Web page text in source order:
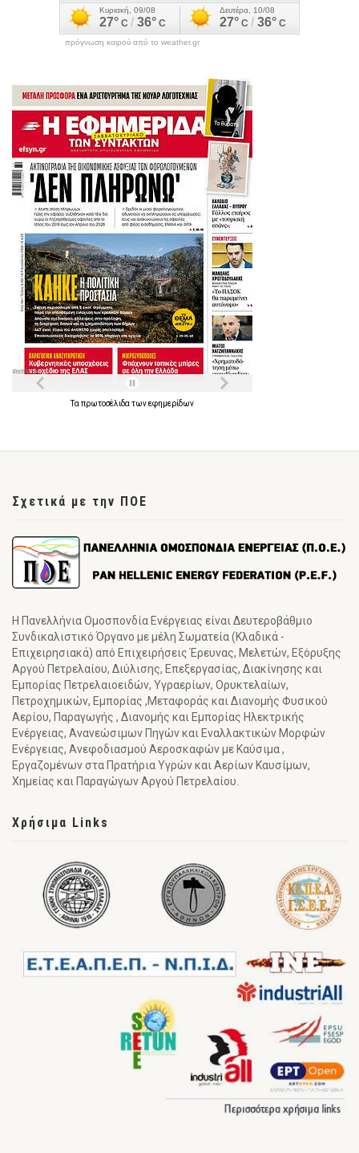
πρόγνωση καιρού από το weather.gr
Τα πρωτοσέλιδα τωνεφημερίδων
Σχετικά με την ΠΟΕ
Η Πανελλήνια Ομοσπονδία Ενέργειας είναι Δευτεροβάθμιο
Συνδικαλιστικό Όργανο με μέλη Σωματεία (Κλαδικά -
Επιχειρησιακά) από Επιχειρήσεις Έρευνας, Μελετών, Εξόρυξης
Αργού Πετρελαίου, Διύλισης, Επεξεργασίας, Διακίνησης και
Εμπορίας Πετρελαιοειδών, Υγραερίων, Ορυκτελαίων,
Πετροχημικών, Εμπορίας ,Μεταφοράς και Διανομής Φυσικού
Αερίου, Παραγωγής , Διανομής και Εμπορίας Ηλεκτρικής
Ενέργειας, Ανανεώσιμων Πηγών και Εναλλακτικών Μορφών
Ενέργειας, Ανεφοδιασμού Αεροσκαφών με Καύσιμα ,
Εργαζομένων στα Πρατήρια Υγρών και Αερίων Καυσίμων,
Χημείας και Παραγώγων Αργού Πετρελαίου.
Χρήσιμα Links